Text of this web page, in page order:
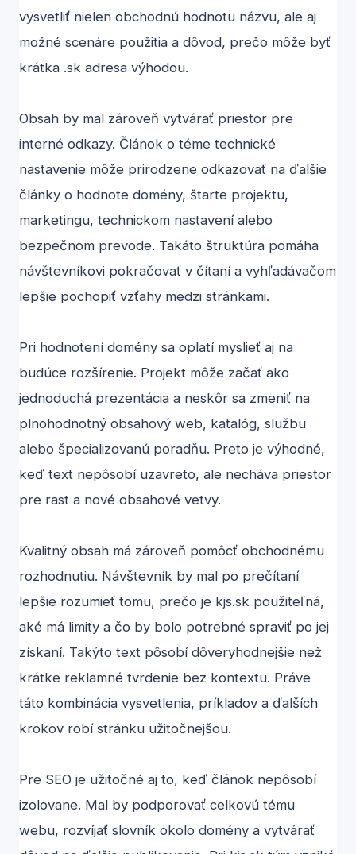
vysvetliť nielen obchodnú hodnotu názvu, ale aj
možné scenáre použitia a dôvod, prečo môže byť
krátka .sk adresa výhodou.
Obsah by mal zároveň vytvárať priestor pre
interné odkazy. Článok o téme technické
nastavenie môže prirodzene odkazovať na ďalšie
články o hodnote domény, štarte projektu,
marketingu, technickom nastavení alebo
bezpečnom prevode. Takáto štruktúra pomáha
návštevníkovi pokračovať v čítaní a vyhľadávačom
lepšie pochopiť vzťahy medzi stránkami.
Pri hodnotení domény sa oplatí myslieť aj na
budúce rozšírenie. Projekt môže začať ako
jednoduchá prezentácia a neskôr sa zmeniť na
plnohodnotný obsahový web, katalóg, službu
alebo špecializovanú poradňu. Preto je výhodné,
keď text nepôsobí uzavreto, ale necháva priestor
pre rast a nové obsahové vetvy.
Kvalitný obsah má zároveň pomôcť obchodnému
rozhodnutiu. Návštevník by mal po prečítaní
lepšie rozumieť tomu, prečo je kjs.sk použiteľná,
aké má limity a čo by bolo potrebné spraviť po jej
získaní. Takýto text pôsobí dôveryhodnejšie než
krátke reklamné tvrdenie bez kontextu. Práve
táto kombinácia vysvetlenia, príkladov a ďalších
krokov robí stránku užitočnejšou.
Pre SEO je užitočné aj to, keď článok nepôsobí
izolovane. Mal by podporovať celkovú tému
webu, rozvíjať slovník okolo domény a vytvárať